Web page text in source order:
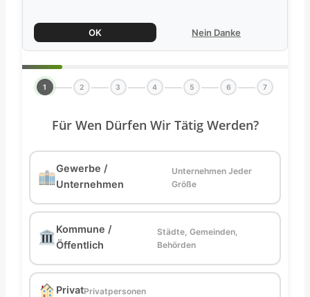
OK Nein Danke
1 2 3 4 5 6 7
Für Wen Dürfen Wir Tätig Werden?
Gewerbe /
Unternehmen
Unternehmen Jeder
Größe
Kommune /
Öffentlich
Städte, Gemeinden,
Behörden
PrivatPrivatpersonen